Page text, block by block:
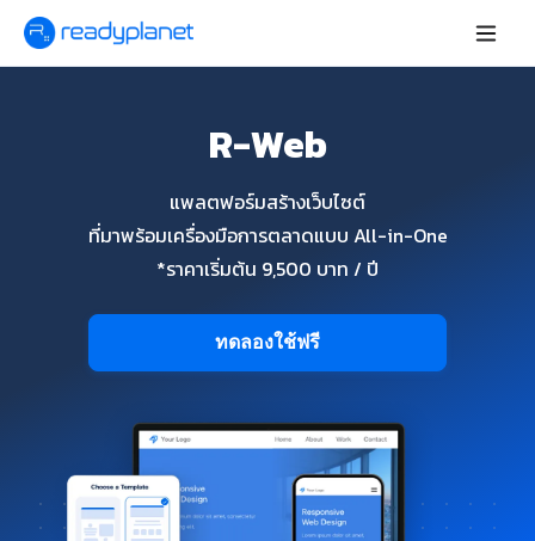
R-Web
แพลตฟอร์มสร้างเว็บไซต์
ที่มาพร้อมเครื่องมือการตลาดแบบ All-in-One
*ราคาเริ่มต้น 9,500 บาท / ปี
ทดลองใช้ฟรี